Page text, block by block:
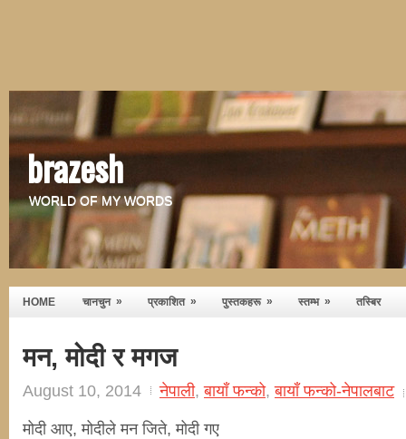
brazesh
WORLD OF MY WORDS
HOME चानचुन » प्रकाशित » पुस्तकहरू » स्तम्भ » तस्बिर
मन, मोदी र मगज
August 10, 2014 नेपाली,बायाँ फन्को,बायाँ फन्को-नेपालबाट
मोदी आए, मोदीले मन जिते, मोदी गए